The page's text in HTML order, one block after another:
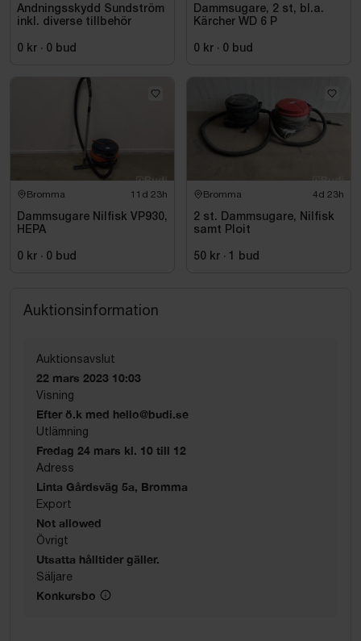
Andningsskydd Sundström
inkl. diverse tillbehör
0 kr · 0 bud
Dammsugare, 2 st, bl.a.
Kärcher WD 6 P
0 kr · 0 bud
Bromma 11d 23h
Dammsugare Nilfisk VP930,
HEPA
0 kr · 0 bud
Bromma 4d 23h
2 st. Dammsugare, Nilfisk
samt Ploit
50 kr · 1 bud
Auktionsinformation
Auktionsavslut
22 mars 2023 10:03
Visning
Efter ö.k med hello@budi.se
Utlämning
Fredag 24 mars kl. 10 till 12
Adress
Linta Gårdsväg 5a, Bromma
Export
Not allowed
Övrigt
Utsatta hålltider gäller.
Säljare
Konkursbo